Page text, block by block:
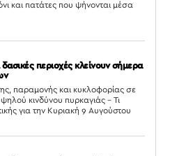
και πατάτες που ψήνονται μέσα
περιοχές κλείνουν σήμερα
παραμονής και κυκλοφορίας σε
κινδύνου πυρκαγιάς – Τι
για την Κυριακή 9 Αυγούστου